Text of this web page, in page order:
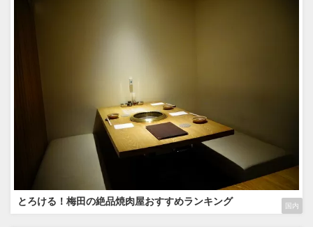
国内
とろける！梅田の絶品焼肉屋おすすめランキング